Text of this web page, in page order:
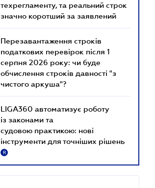
техрегламенту, та реальний строк
значно коротший за заявлений
Перезавантаження строків
податкових перевірок після 1
серпня 2026 року: чи буде
обчислення строків давності "з
чистого аркуша"?
LIGA360 автоматизує роботу
із законами та
судовою практикою: нові
інструменти для точніших рішень
R